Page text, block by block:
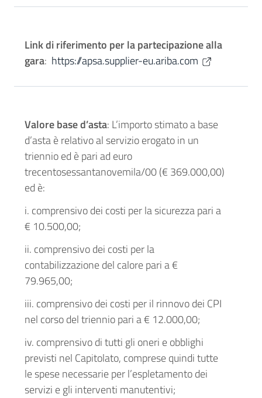
Link di riferimento per la partecipazione alla
gara: https://apsa.supplier-eu.ariba.com
Valore base d’asta: L’importo stimato a base
d’asta è relativo al servizio erogato in un
triennio ed è pari ad euro
trecentosessantanovemila/00 (€ 369.000,00)
ed è:
i. comprensivo dei costi per la sicurezza pari a
€ 10.500,00;
ii. comprensivo dei costi per la
contabilizzazione del calore pari a €
79.965,00;
iii. comprensivo dei costi per il rinnovo dei CPI
nel corso del triennio pari a € 12.000,00;
iv. comprensivo di tutti gli oneri e obblighi
previsti nel Capitolato, comprese quindi tutte
le spese necessarie per l’espletamento dei
servizi e gli interventi manutentivi;